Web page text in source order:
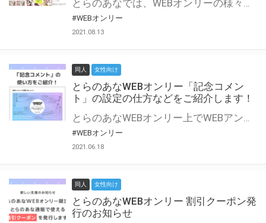
とらのあなでは、WEBオンリーの様々な支援を実施しています。 今回は2021年9月に実装を予定しているアップデート情報についてご紹介いたします。 とらのあなWEBオンリーサイトはこちら
#WEBオンリー
2021.08.13
同人 女性向け
とらのあなWEBオンリー「記念コメン
ト」の設定の仕方などをご紹介します！
とらのあなWEBオンリー上でWEBアンソロジーが作成できる「記念コメント」について、その使い方や作成手順を解説します！ 支援タイプを「サークル参加型」「サークル参加型・マルシェ(イベント会場)機能付き」でお申し込みいただいている主催者様はぜひご活用ください♪ とらのあなWEBオンリーサイトはこちら
#WEBオンリー
2021.06.18
同人 女性向け
とらのあなWEBオンリー 割引クーポン発
行のお知らせ